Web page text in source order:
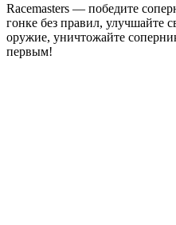
Racemasters — победите
гонке без правил, улучшайте
оружие, уничтожайте
первым!